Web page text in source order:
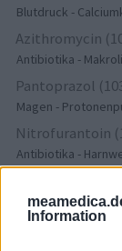
Information
Blutdruck -
Azithromycin
Antibiotika -
Pantoprazol
Magen -
Nitrofurantoin
Antibiotika -
Depression -